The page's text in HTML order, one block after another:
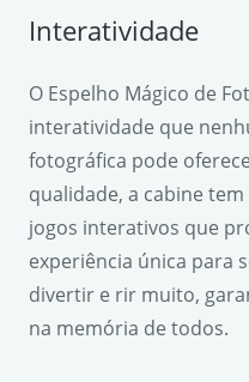
Interatividade
O Espelho Mágico de
interatividade que
fotográfica pode
qualidade, a cabine
jogos interativos que
experiência única para
divertir e rir muito,
na memória de todos.